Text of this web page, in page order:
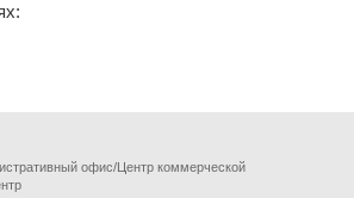
офис/Центр коммерческой